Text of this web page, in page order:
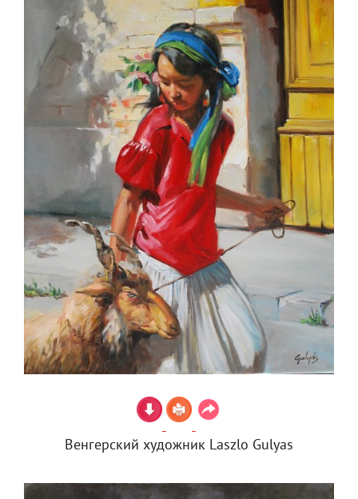
Венгерский художник Laszlo Gulyas